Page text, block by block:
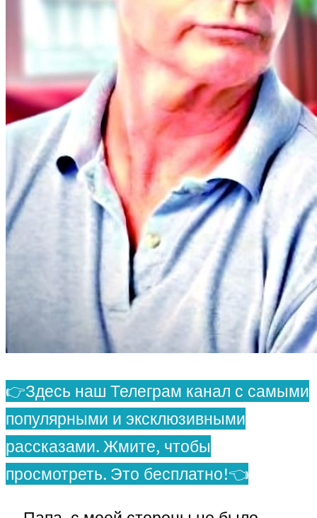
👉Здесь наш Телеграм канал с самыми
популярными и эксклюзивными
рассказами. Жмите, чтобы
просмотреть. Это бесплатно!👈